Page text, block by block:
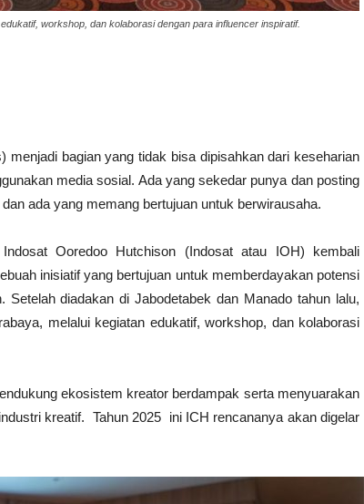
workshop, dan kolaborasi dengan para influencer inspiratif.
menjadi bagian yang tidak bisa dipisahkan dari keseharian
media sosial. Ada yang sekedar punya dan posting
ada yang memang bertujuan untuk berwirausaha.
Ooredoo Hutchison (Indosat atau IOH) kembali
inisiatif yang bertujuan untuk memberdayakan potensi
diadakan di Jabodetabek dan Manado tahun lalu,
melalui kegiatan edukatif, workshop, dan kolaborasi
ekosistem kreator berdampak serta menyuarakan
kreatif. Tahun 2025 ini ICH rencananya akan digelar